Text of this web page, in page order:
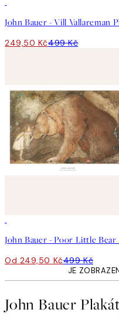
249,50 Kč499 Kč
Od 249,50 Kč499 Kč
JE
John Bauer